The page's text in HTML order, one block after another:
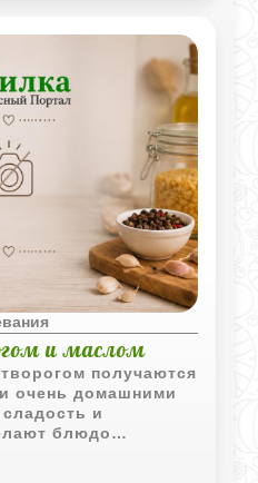
и маслом
получаются
очень домашними
и
блюдо
завтрака или